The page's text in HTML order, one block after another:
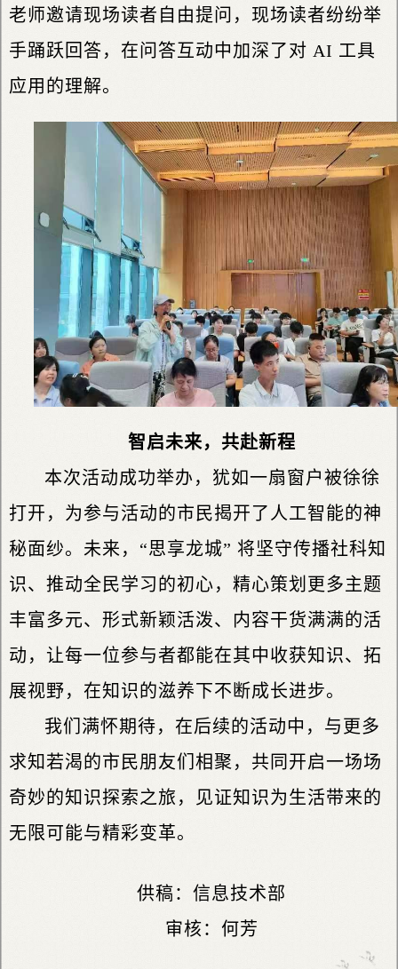
老师邀请现场读者自由提问，现场读者纷纷举
手踊跃回答，在问答互动中加深了对 AI 工具
应用的理解。
智启未来，共赴新程
本次活动成功举办，犹如一扇窗户被徐徐
打开，为参与活动的市民揭开了人工智能的神
秘面纱。未来，“思享龙城” 将坚守传播社科知
识、推动全民学习的初心，精心策划更多主题
丰富多元、形式新颖活泼、内容干货满满的活
动，让每一位参与者都能在其中收获知识、拓
展视野，在知识的滋养下不断成长进步。
我们满怀期待，在后续的活动中，与更多
求知若渴的市民朋友们相聚，共同开启一场场
奇妙的知识探索之旅，见证知识为生活带来的
无限可能与精彩变革。
供稿：信息技术部
审核：何芳